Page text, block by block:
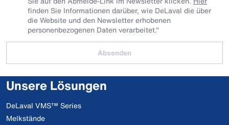
finden Sie Informationen darüber, wie DeLaval die über
die Website und den Newsletter erhobenen
personenbezogenen Daten verarbeitet."
Absenden
Unsere Lösungen
DeLaval VMS™ Series
Melkstände